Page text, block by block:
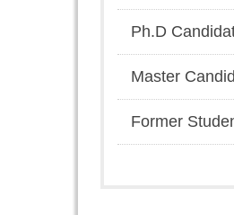
Ph.D
Master
Former